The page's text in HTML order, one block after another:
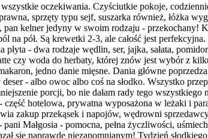
wszystkie oczekiwania. Czyściutkie pokoje,
sprzęty typu sejf, suszarka również, łóżka
pan kelner jedyny w swoim rodzaju -
na pół. Są krewetki 2-3, ale całość jest
płyta - dwa rodzaje wędlin, ser, jajka, sałata,
czy woda do herbaty, której znów jest wybór z
jedno danie mięsne. Dania główne
- albo owoc albo coś na słodko. Wszystko
porcji, bo nie dałam rady tego
hotelowa, prywatna wyposażona w leżaki i
zakup przekąsek i napojów, wędrowni
Małgosia - pomocna, pełna życzliwości,
się naprawdę niezapomnianym! Tydzień